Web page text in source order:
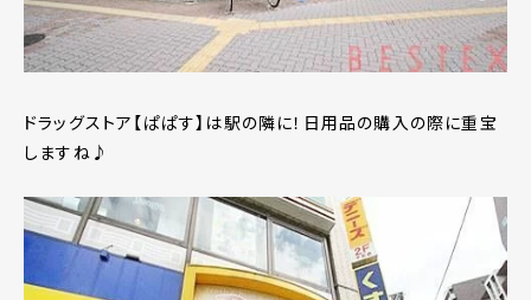
ドラッグストア【ぱぱす】は駅の隣に！日用品の購入の際に重宝
しますね♪